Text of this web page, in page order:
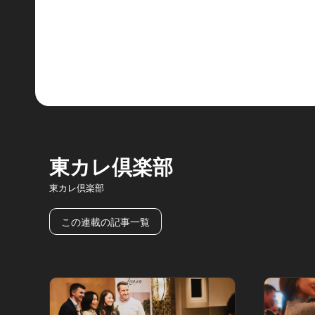
東カレ倶楽部
東カレ倶楽部
この連載の記事一覧